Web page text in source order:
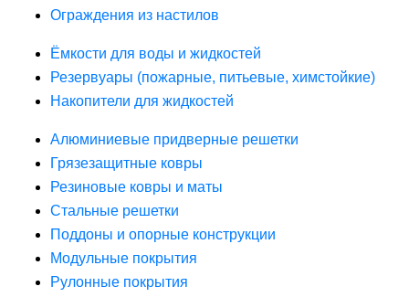
Ограждения из настилов
Ёмкости для воды и жидкостей
Резервуары (пожарные, питьевые, химстойкие)
Накопители для жидкостей
Алюминиевые придверные решетки
Грязезащитные ковры
Резиновые ковры и маты
Стальные решетки
Поддоны и опорные конструкции
Модульные покрытия
Рулонные покрытия